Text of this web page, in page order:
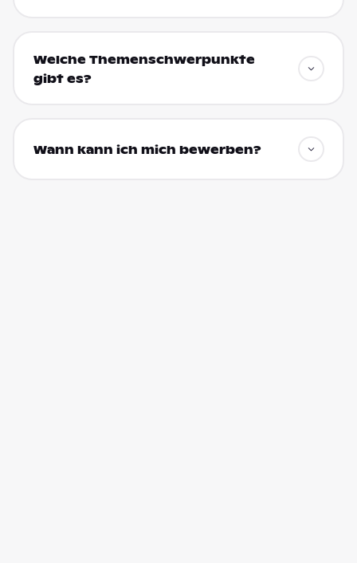
Welche Themenschwerpunkte
gibt es?
Wann kann ich mich bewerben?